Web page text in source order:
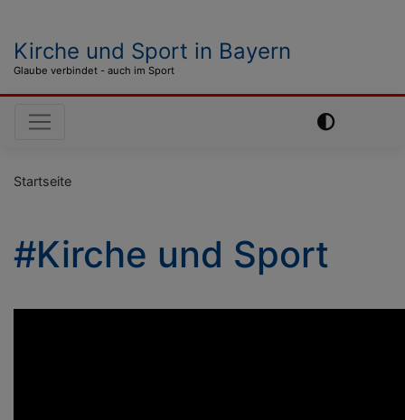
Kirche und Sport in Bayern
Glaube verbindet - auch im Sport
Hauptnavigation
Startseite
#Kirche und Sport